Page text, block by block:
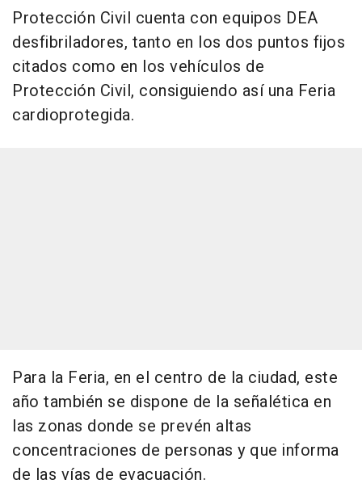
Protección Civil cuenta con equipos DEA
desfibriladores, tanto en los dos puntos fijos
citados como en los vehículos de
Protección Civil, consiguiendo así una Feria
cardioprotegida.
Para la Feria, en el centro de la ciudad, este
año también se dispone de la señalética en
las zonas donde se prevén altas
concentraciones de personas y que informa
de las vías de evacuación.